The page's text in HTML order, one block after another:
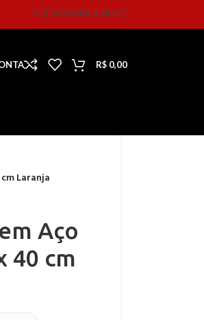
VOLTAR PARA A HOME
R$ 0,00
Laranja
Aço
40 cm